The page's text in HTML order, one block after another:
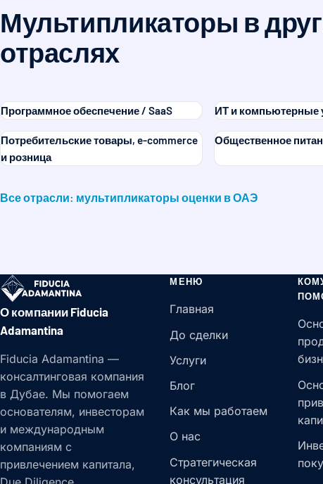
Мультипликаторы в
отраслях
Программное обеспечение / SaaS ИТ и компьютерные
Потребительские товары, e-commerce
и розница
Общественное
Все отрасли: мультипликаторы оценки в ОАЭ
О компании Fiducia
Adamantina
Fiducia Adamantina —
консалтинговая компания
в Дубае. Мы помогаем
основателям, инвесторам
и международным
компаниям с
привлечением капитала,
МЕНЮ
Главная
До сделки
Услуги
Блог
Как мы работаем
О нас
Стратегическая
консультация